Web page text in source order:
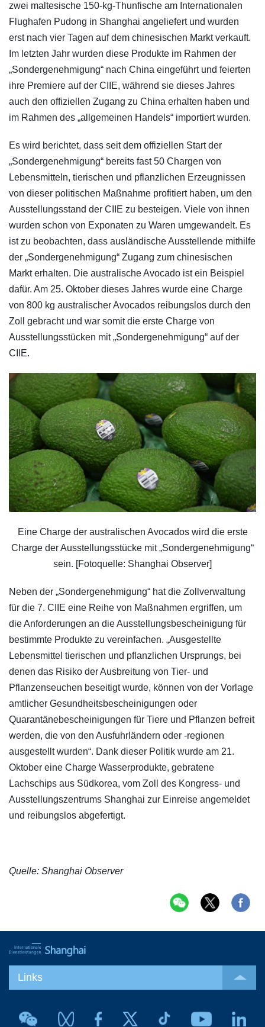
zwei maltesische 150-kg-Thunfische am Internationalen
Flughafen Pudong in Shanghai angeliefert und wurden
erst nach vier Tagen auf dem chinesischen Markt verkauft.
Im letzten Jahr wurden diese Produkte im Rahmen der
„Sondergenehmigung“ nach China eingeführt und feierten
ihre Premiere auf der CIIE, während sie dieses Jahres
auch den offiziellen Zugang zu China erhalten haben und
im Rahmen des „allgemeinen Handels“ importiert wurden.
Es wird berichtet, dass seit dem offiziellen Start der
„Sondergenehmigung“ bereits fast 50 Chargen von
Lebensmitteln, tierischen und pflanzlichen Erzeugnissen
von dieser politischen Maßnahme profitiert haben, um den
Ausstellungsstand der CIIE zu besteigen. Viele von ihnen
wurden schon von Exponaten zu Waren umgewandelt. Es
ist zu beobachten, dass ausländische Ausstellende mithilfe
der „Sondergenehmigung“ Zugang zum chinesischen
Markt erhalten. Die australische Avocado ist ein Beispiel
dafür. Am 25. Oktober dieses Jahres wurde eine Charge
von 800 kg australischer Avocados reibungslos durch den
Zoll gebracht und war somit die erste Charge von
Ausstellungsstücken mit „Sondergenehmigung“ auf der
CIIE.
Eine Charge der australischen Avocados wird die erste
Charge der Ausstellungsstücke mit „Sondergenehmigung“
sein. [Fotoquelle: Shanghai Observer]
Neben der „Sondergenehmigung“ hat die Zollverwaltung
für die 7. CIIE eine Reihe von Maßnahmen ergriffen, um
die Anforderungen an die Ausstellungsbescheinigung für
bestimmte Produkte zu vereinfachen. „Ausgestellte
Lebensmittel tierischen und pflanzlichen Ursprungs, bei
denen das Risiko der Ausbreitung von Tier- und
Pflanzenseuchen beseitigt wurde, können von der Vorlage
amtlicher Gesundheitsbescheinigungen oder
Quarantänebescheinigungen für Tiere und Pflanzen befreit
werden, die von den Ausfuhrländern oder -regionen
ausgestellt wurden“. Dank dieser Politik wurde am 21.
Oktober eine Charge Wasserprodukte, gebratene
Lachschips aus Südkorea, vom Zoll des Kongress- und
Ausstellungszentrums Shanghai zur Einreise angemeldet
und reibungslos abgefertigt.
Quelle: Shanghai Observer
Links